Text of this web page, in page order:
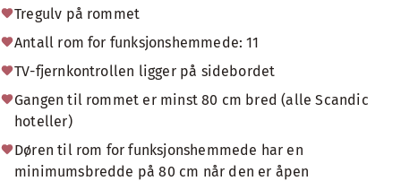
Tregulv på rommet
Antall rom for funksjonshemmede: 11
TV-fjernkontrollen ligger på sidebordet
Gangen til rommet er minst 80 cm bred (alle Scandic
hoteller)
Døren til rom for funksjonshemmede har en
minimumsbredde på 80 cm når den er åpen